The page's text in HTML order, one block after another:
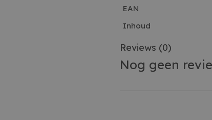
EAN
Inhoud
Reviews (0)
Nog geen